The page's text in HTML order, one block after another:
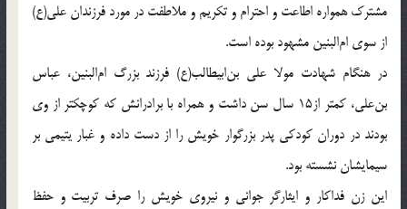
مشترك همواره اطاعت و احترام و تكريم و ملاطفت در مورد فرزندان على(ع)
از سوى ام‌البنين مشهود بوده است.
در هنگام شهادت مولا على بن‌ابيطالب(ع) فرزند بزرگ ام‌البنين، عباس
بن‌على، كمتر از15 سال سن داشت و همراه با برادرانش كه كوچكتر از وى
بودند در دوران كودكى پدر بزرگوار خويش را از دست داده و غبار يتيمى بر
سيمايشان نشسته بود.
اين زن فداكار و ايثارگر جوانى و نيروى خويش را صرف تربيت و حفظ